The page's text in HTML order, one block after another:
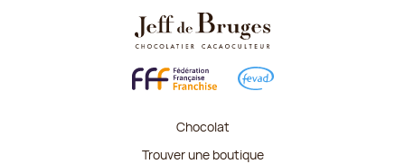
Chocolat
Trouver une boutique